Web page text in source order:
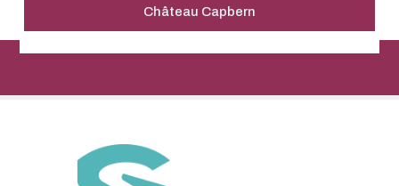
Château Capbern